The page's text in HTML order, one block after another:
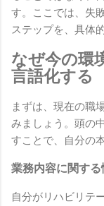
す。ここでは、失
ステップを、具体
なぜ今の環
言語化する
まずは、現在の職
みましょう。頭の
すことで、自分の
業務内容に関する
自分がリハビリテ